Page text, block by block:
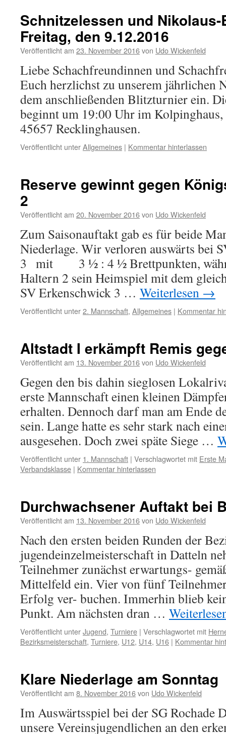
Schnitzelessen und
Freitag, den 9.12.2016
Veröffentlicht am 23. November 2016von Udo Wickenfeld
Liebe Schachfreundinnen und
Euch herzlichst zu unserem jährlichen
dem anschließenden Blitzturnier ein.
beginnt um 19:00 Uhr im
45657 Recklinghausen.
Veröffentlicht unterAllgemeines | Kommentar hinterlassen
Reserve gewinnt gegen
2
Veröffentlicht am 20. November 2016von Udo Wickenfeld
Zum Saisonauftakt gab es für beide
Niederlage. Wir verloren auswärts bei
3 mit 3 ½ : 4 ½ Brettpunkten,
Haltern 2 sein Heimspiel mit dem
SV Erkenschwick 3 … Weiterlesen →
Veröffentlicht unter2. Mannschaft, Allgemeines | Kommentar
Altstadt I erkämpft Remis
Veröffentlicht am 13. November 2016von Udo Wickenfeld
Gegen den bis dahin sieglosen
erste Mannschaft einen kleinen
erhalten. Dennoch darf man am Ende
sein. Lange hatte es sehr stark nach
ausgesehen. Doch zwei späte Siege …
Veröffentlicht unter 1. Mannschaft | Verschlagwortet mit Erste
Verbandsklasse | Kommentar hinterlassen
Durchwachsener Auftakt bei
Veröffentlicht am 13. November 2016von Udo Wickenfeld
Nach den ersten beiden Runden der
jugendeinzelmeisterschaft in Datteln
Teilnehmer zunächst erwartungs-
Mittelfeld ein. Vier von fünf
Erfolg ver- buchen. Immerhin blieb
Punkt. Am nächsten dran …
Veröffentlicht unterJugend, Turniere | Verschlagwortet mit
Bezirksmeisterschaft, Turniere, U12, U14, U16 | Kommentar
Klare Niederlage am Sonntag
Veröffentlicht am 8. November 2016von Udo Wickenfeld
Im Auswärtsspiel bei der SG Rochade
unsere Vereinsjugendlichen an den